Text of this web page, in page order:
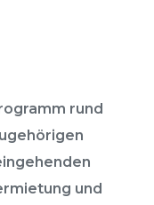
rund
und